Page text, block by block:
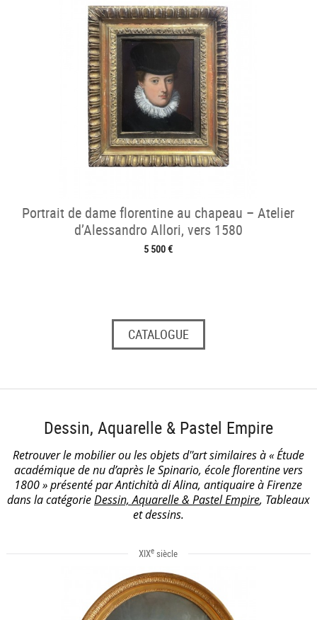
Portrait de dame florentine au chapeau – Atelier
d’Alessandro Allori, vers 1580
5 500 €
CATALOGUE
Dessin, Aquarelle & Pastel Empire
Retrouver le mobilier ou les objets d''art similaires à « Étude
académique de nu d’après le Spinario, école florentine vers
1800 » présenté par Antichità di Alina, antiquaire à Firenze
dans la catégorieDessin, Aquarelle & Pastel Empire, Tableaux
et dessins.
XIXe siècle